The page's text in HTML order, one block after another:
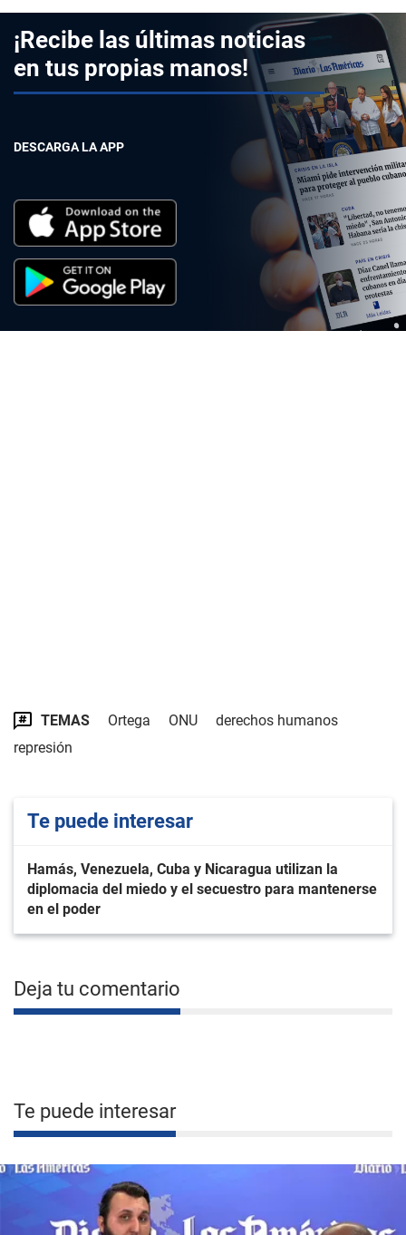
¡Recibe las últimas noticias
en tus propias manos!
DESCARGA LA APP
TEMAS Ortega ONU
derechos humanos
represión
Te puede interesar
Hamás, Venezuela, Cuba y Nicaragua utilizan la
diplomacia del miedo y el secuestro para mantenerse
en el poder
Deja tu comentario
Te puede interesar